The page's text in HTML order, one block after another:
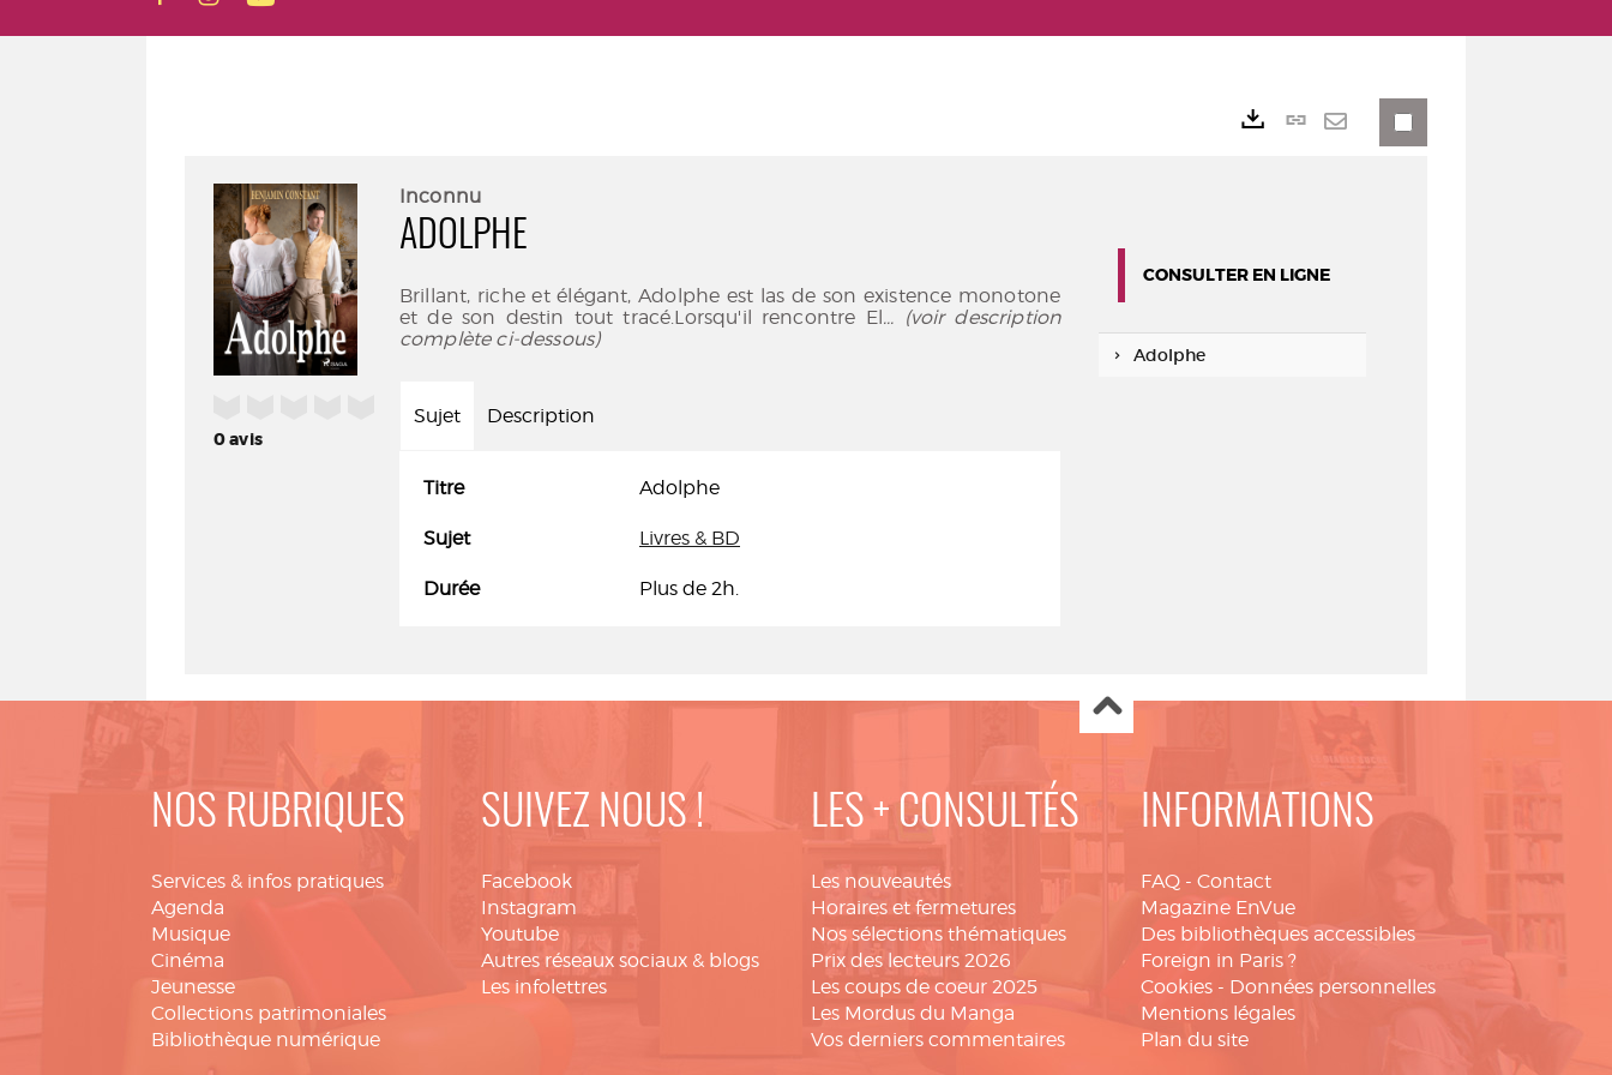
0avis
Inconnu
ADOLPHE
Brillant, riche et élégant, Adolphe est las de son existence monotone
et de son destin tout tracé.Lorsqu'il rencontre El... (voir description
complète ci-dessous)
Sujet Description
Titre Adolphe
Sujet Livres & BD
Durée Plus de 2h.
Lien
CONSULTER EN LIGNE
Adolphe
NOS RUBRIQUES
Services & infos pratiques
Agenda
Musique
Cinéma
Jeunesse
Collections patrimoniales
Bibliothèque numérique
SUIVEZ NOUS !
Facebook
Instagram
Youtube
Autres réseaux sociaux & blogs
Les infolettres
LES + CONSULTÉS
Les nouveautés
Horaires et fermetures
Nos sélections thématiques
Prix des lecteurs 2026
Les coups de coeur 2025
Les Mordus du Manga
Vos derniers commentaires
INFORMATIONS
FAQ - Contact
Magazine EnVue
Des bibliothèques accessibles
Foreign in Paris ?
Cookies - Données personnelles
Mentions légales
Plan du site